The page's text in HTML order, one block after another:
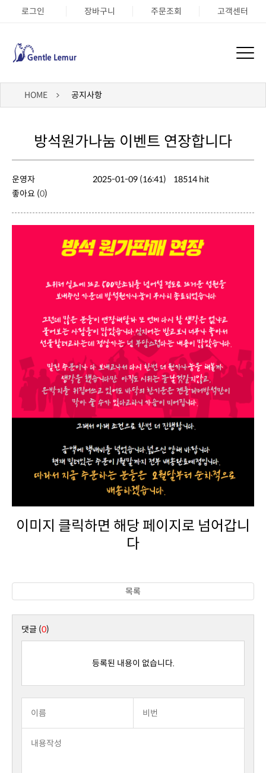
로그인 장바구니 주문조회 고객센터
HOME 공지사항
방석원가나눔 이벤트 연장합니다
운영자 2025-01-09 (16:41)
18514 hit
좋아요 (0)
다
목록
댓글 (0)
등록된 내용이 없습니다.